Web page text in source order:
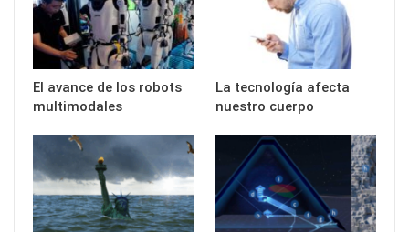
El avance de los robots
multimodales
La tecnología afecta
nuestro cuerpo